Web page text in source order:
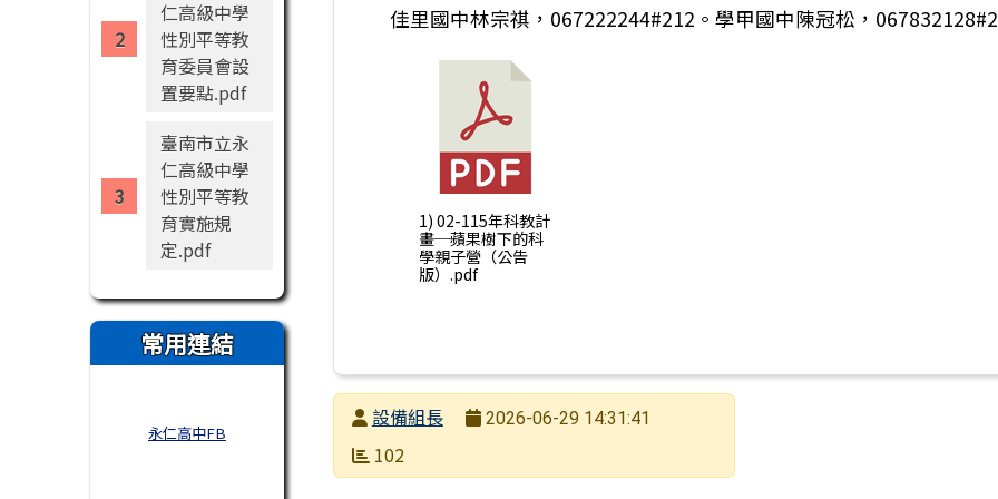
仁高級中學
性別平等教
育委員會設
置要點.pdf
臺南市立永
仁高級中學
性別平等教
育實施規
定.pdf
常用連結
永仁高中FB
佳里國中林宗祺，067222244#212。學甲國中陳冠松，
1) 02-115年科教計
畫─蘋果樹下的科
學親子營（公告
版）.pdf
發布者設備組長
發布日期
2026-06-29 14:31:41
瀏覽次數
102